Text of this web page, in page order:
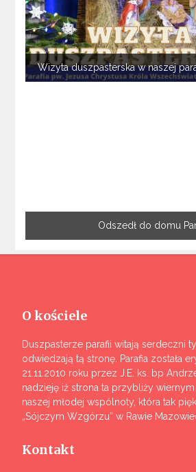
Wizyta duszpasterska w naszej
Odszedł do domu
O kościele
Duszpasterze parafii witają serdeczni
odwiedzają tą stronę. Parafia została
21.11.2010 roku przez J.E. ks. bp
nadzieję iż strona ta przybliży
naszej młodej wspólnoty, która tak
„Sójczym Wzgórzu” w Rawie
Kontakt